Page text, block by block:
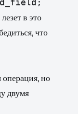
в это
что
но
двумя